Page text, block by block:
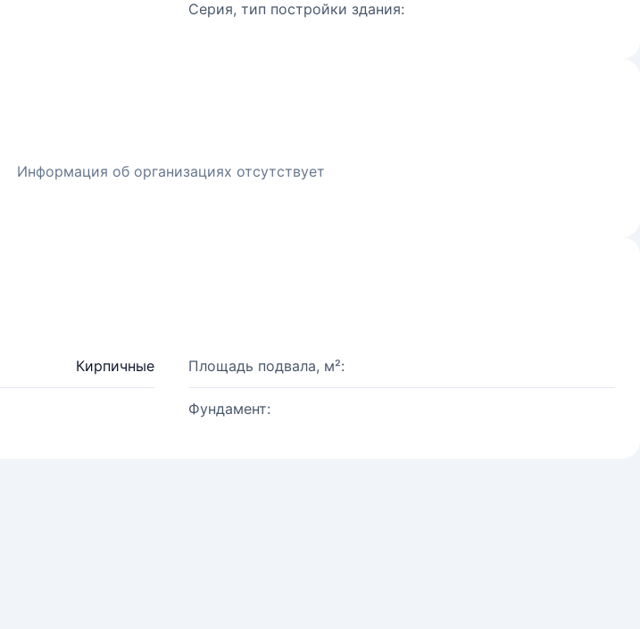
Серия, тип постройки здания:
Информация об организациях отсутствует
Кирпичные Площадь подвала, м²:
Фундамент: